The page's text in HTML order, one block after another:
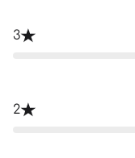
3
2